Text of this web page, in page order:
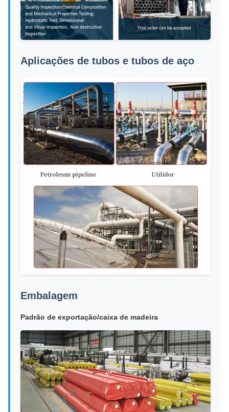
Aplicações de tubos e tubos de aço
Embalagem
Padrão de exportação/caixa de madeira